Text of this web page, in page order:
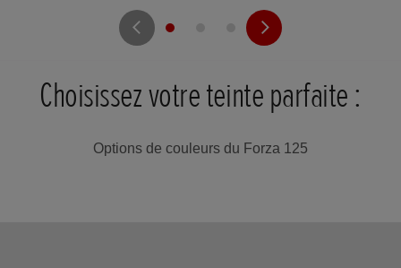
Choisissez votre teinte parfaite :
Options de couleurs du Forza 125